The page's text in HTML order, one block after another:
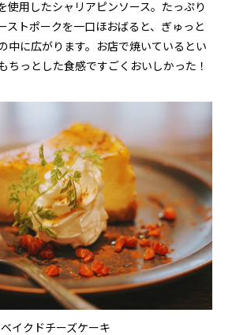
使用したシャリアピンソース。たっぷり
ストポークを一口ほおばると、ぎゅっと
中に広がります。お店で焼いているとい
ちっとした食感ですごくおいしかった！
ベイクドチーズケーキ